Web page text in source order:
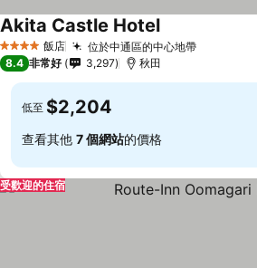
4 星級 飯店 位於中通區的中心地帶查看價格
Akita Castle Hotel查看價格
8.4 非常好 3,297 秋田
低至 $2,204
查看其他 7 個網站的價格
受歡迎的住宿